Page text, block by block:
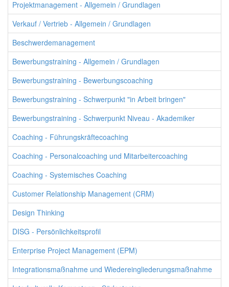
Projektmanagement - Allgemein / Grundlagen
Verkauf / Vertrieb - Allgemein / Grundlagen
Beschwerdemanagement
Bewerbungstraining - Allgemein / Grundlagen
Bewerbungstraining - Bewerbungscoaching
Bewerbungstraining - Schwerpunkt "in Arbeit bringen"
Bewerbungstraining - Schwerpunkt Niveau - Akademiker
Coaching - Führungskräftecoaching
Coaching - Personalcoaching und Mitarbeitercoaching
Coaching - Systemisches Coaching
Customer Relationship Management (CRM)
Design Thinking
DISG - Persönlichkeitsprofil
Enterprise Project Management (EPM)
Integrationsmaßnahme und Wiedereingliederungsmaßnahme